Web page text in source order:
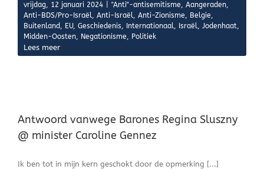
vrijdag, 12 januari 2024 "Anti"-antisemitisme, Aangeraden,
Anti-BDS/Pro-Israël, Anti-Israël, Anti-Zionisme, Belgie,
Buitenland, EU, Geschiedenis, Internationaal, Israël, Jodenhaat,
Midden-Oosten, Negationisme, Politiek
Lees meer
Antwoord vanwege Barones Regina Sluszny
@ minister Caroline Gennez
Ik ben tot in mijn kern geschokt door de opmerking [...]